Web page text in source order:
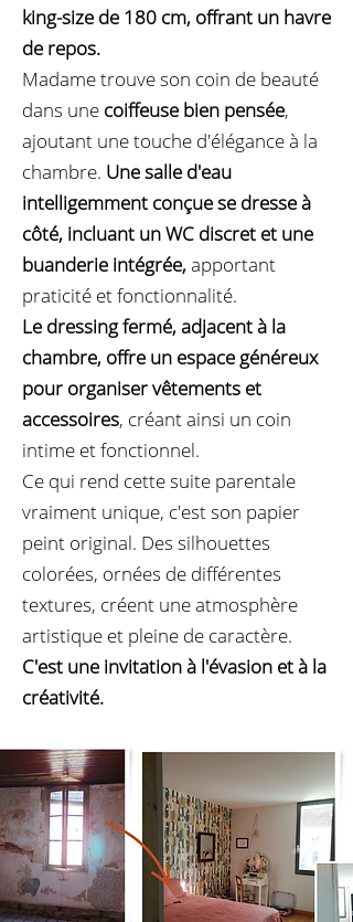
king-size de 180 cm, offrant un havre
de repos.
Madame trouve son coin de beauté
dans une coiffeuse bien pensée,
ajoutant une touche d'élégance à la
chambre. Une salle d'eau
intelligemment conçue se dresse à
côté, incluant un WC discret et une
buanderie intégrée,apportant
praticité et fonctionnalité.
Le dressing fermé, adjacent à la
chambre, offre un espace généreux
pour organiser vêtements et
accessoires, créant ainsi un coin
intime et fonctionnel.
Ce qui rend cette suite parentale
vraiment unique, c'est son papier
peint original. Des silhouettes
colorées, ornées de différentes
textures, créent une atmosphère
artistique et pleine de caractère.
C'est une invitation à l'évasion et à la
créativité.